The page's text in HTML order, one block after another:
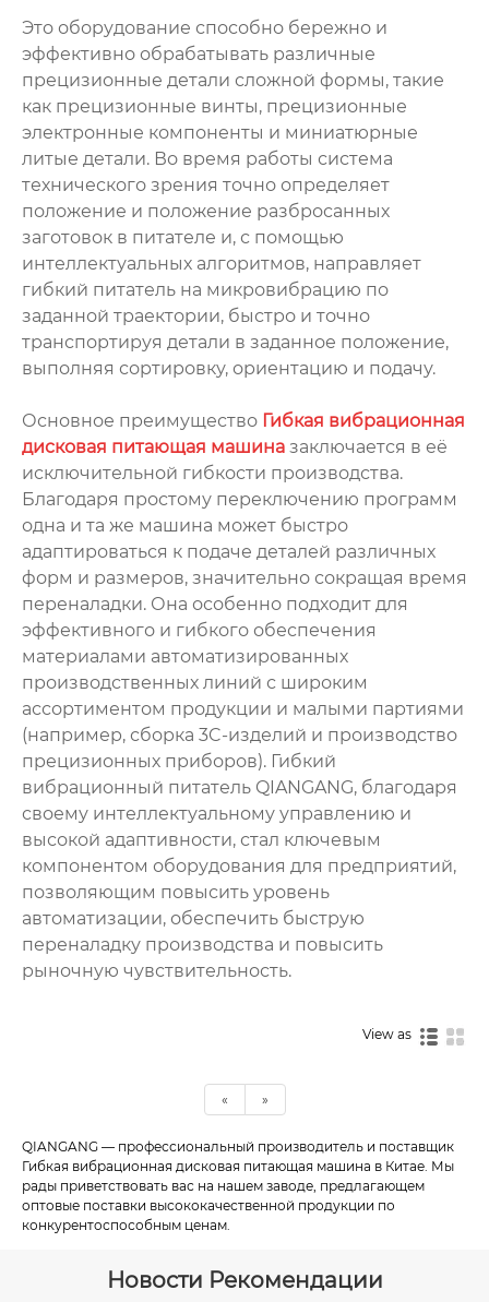
Это оборудование способно бережно и
эффективно обрабатывать различные
прецизионные детали сложной формы, такие
как прецизионные винты, прецизионные
электронные компоненты и миниатюрные
литые детали. Во время работы система
технического зрения точно определяет
положение и положение разбросанных
заготовок в питателе и, с помощью
интеллектуальных алгоритмов, направляет
гибкий питатель на микровибрацию по
заданной траектории, быстро и точно
транспортируя детали в заданное положение,
выполняя сортировку, ориентацию и подачу.
Основное преимущество Гибкая вибрационная
дисковая питающая машина заключается в её
исключительной гибкости производства.
Благодаря простому переключению программ
одна и та же машина может быстро
адаптироваться к подаче деталей различных
форм и размеров, значительно сокращая время
переналадки. Она особенно подходит для
эффективного и гибкого обеспечения
материалами автоматизированных
производственных линий с широким
ассортиментом продукции и малыми партиями
(например, сборка 3C-изделий и производство
прецизионных приборов). Гибкий
вибрационный питатель QIANGANG, благодаря
своему интеллектуальному управлению и
высокой адаптивности, стал ключевым
компонентом оборудования для предприятий,
позволяющим повысить уровень
автоматизации, обеспечить быструю
переналадку производства и повысить
рыночную чувствительность.
View as
« »
QIANGANG — профессиональный производитель и поставщик
Гибкая вибрационная дисковая питающая машина в Китае. Мы
рады приветствовать вас на нашем заводе, предлагающем
оптовые поставки высококачественной продукции по
конкурентоспособным ценам.
Новости Рекомендации